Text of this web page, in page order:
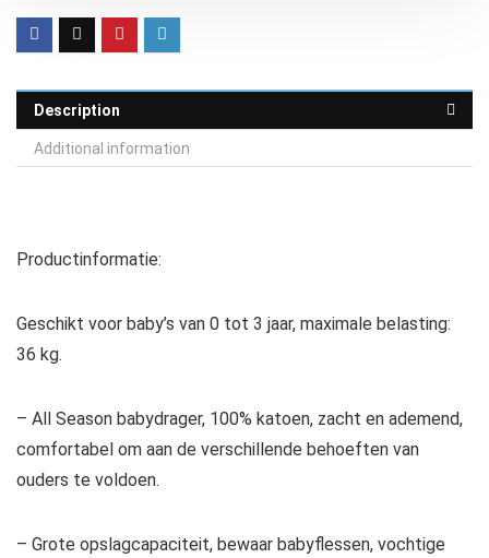
Description
Additional information
Productinformatie:
Geschikt voor baby’s van 0 tot 3 jaar, maximale belasting:
36 kg.
– All Season babydrager, 100% katoen, zacht en ademend,
comfortabel om aan de verschillende behoeften van
ouders te voldoen.
– Grote opslagcapaciteit, bewaar babyflessen, vochtige